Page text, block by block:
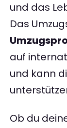
und das
Das
auf
und kann
Ob du